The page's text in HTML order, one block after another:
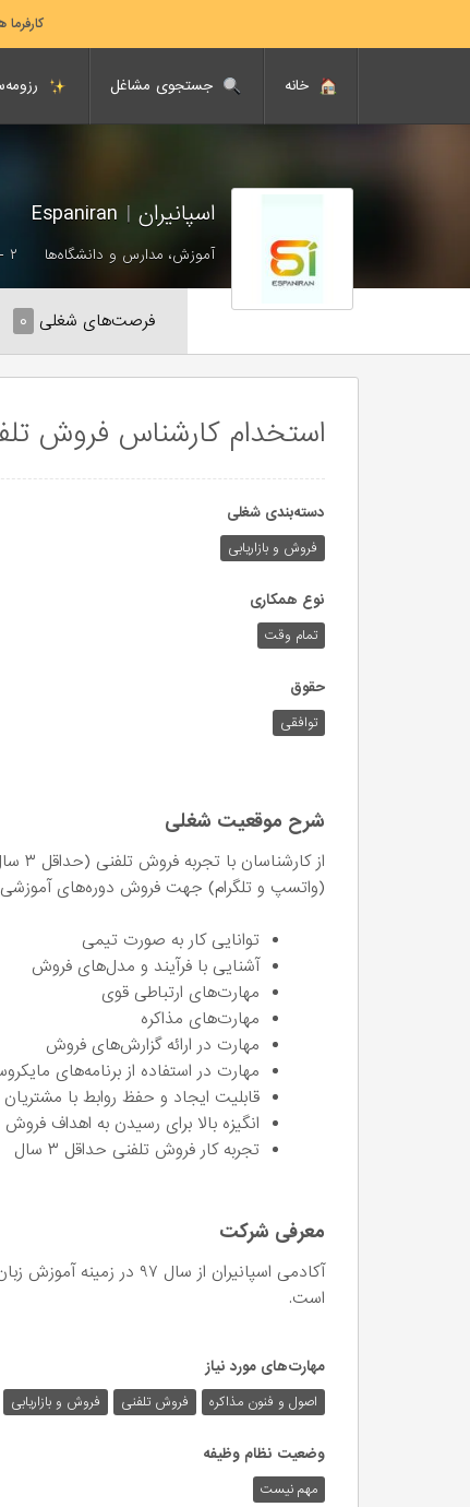
خانه جستجوی مشاغل
اسپانیران |
آموزش، مدارس و دانشگاه‌ها ۲ - ۱۰ نفر
فرصت‌های شغلی ۰
استخدام کارشناس فروش
دسته‌بندی شغلی
فروش و بازاریابی
نوع همکاری
تمام وقت
حقوق
توافقی
شرح موقعیت شغلی
(واتسپ و تلگرام) جهت فروش دوره‌های آموزشی
توانایی کار به صورت تیمی
آشنایی با فرآیند و مدل‌های فروش
مهارت‌های ارتباطی قوی
مهارت‌های مذاکره
مهارت در ارائه گزارش‌های فروش
مهارت در استفاده از برنامه‌های
قابلیت ایجاد و حفظ روابط با مشتریان
انگیزه بالا برای رسیدن به اهداف فروش
تجربه کار فروش تلفنی حداقل ۳ سال
معرفی شرکت
آکادمی اسپانیران از سال
است.
مهارت‌های مورد نیاز
اصول و فنون مذاکره فروش تلفنی فروش و بازاریابی
وضعیت نظام وظیفه
مهم‌ نیست